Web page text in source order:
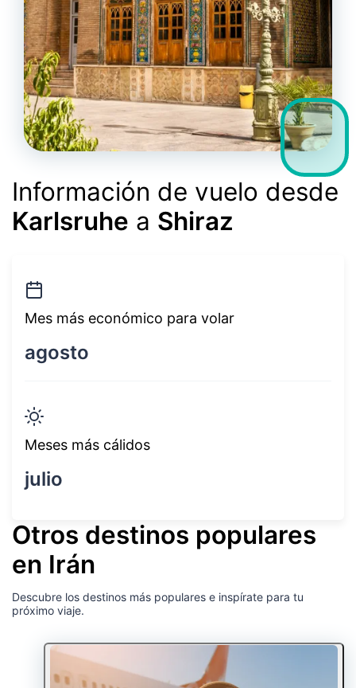
Información de vuelo desde
Karlsruhe a Shiraz
Mes más económico para volar
agosto
Meses más cálidos
julio
Otros destinos populares
en Irán
Descubre los destinos más populares e inspírate para tu
próximo viaje.